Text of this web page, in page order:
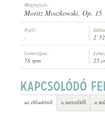
ELŐADÓ: CS. ÉS KIR. "PROBSZT
Megjegyzés:
Moritz Moszkowski, Op. 15
Nyelv:
- 2'
Lemeztípus:
78 rpm 25
az előadótól a szerzőtől a